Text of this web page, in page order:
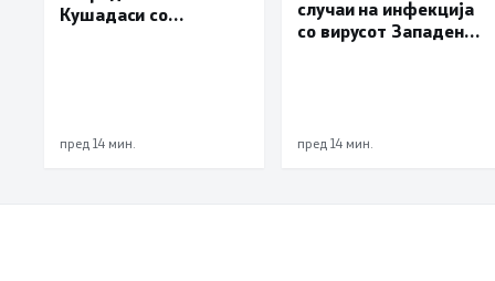
Кушадаси со
пред 14 мин.
случаи на инфекција
со вирусот Западен
пред 14 мин.